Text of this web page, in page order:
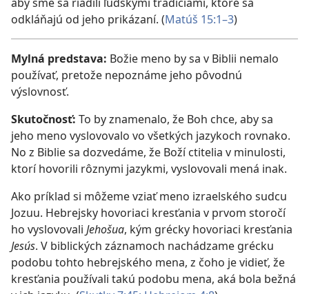
odkláňajú od jeho prikázaní. (Matúš 15:1–3)
Mylná predstava: Božie meno by sa v Biblii nemalo
používať, pretože nepoznáme jeho pôvodnú
výslovnosť.
Skutočnosť: To by znamenalo, že Boh chce, aby sa
jeho meno vyslovovalo vo všetkých jazykoch rovnako.
No z Biblie sa dozvedáme, že Boží ctitelia v minulosti,
ktorí hovorili rôznymi jazykmi, vyslovovali mená inak.
Ako príklad si môžeme vziať meno izraelského sudcu
Jozuu. Hebrejsky hovoriaci kresťania v prvom storočí
ho vyslovovali Jehošua, kým grécky hovoriaci kresťania
Jesús. V biblických záznamoch nachádzame grécku
podobu tohto hebrejského mena, z čoho je vidieť, že
kresťania používali takú podobu mena, aká bola bežná